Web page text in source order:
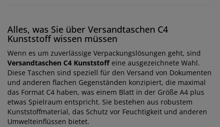
Alles, was Sie über Versandtaschen C4
Kunststoff wissen müssen
Wenn es um zuverlässige Verpackungslösungen geht, sind
Versandtaschen C4 Kunststoffeine ausgezeichnete Wahl.
Diese Taschen sind speziell für den Versand von Dokumenten
und anderen flachen Gegenständen konzipiert, die maximal
das Format C4 haben, was einem Blatt in der Größe A4 plus
etwas Spielraum entspricht. Sie bestehen aus robustem
Kunststoffmaterial, das Schutz vor Feuchtigkeit und anderen
Umwelteinflüssen bietet.